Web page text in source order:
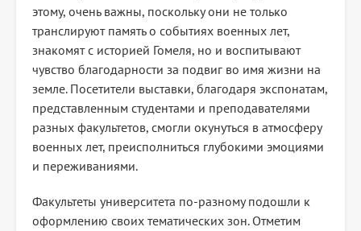
этому, очень важны, поскольку они не только
транслируют память о событиях военных лет,
знакомят с историей Гомеля, но и воспитывают
чувство благодарности за подвиг во имя жизни на
земле. Посетители выставки, благодаря экспонатам,
представленным студентами и преподавателями
разных факультетов, смогли окунуться в атмосферу
военных лет, преисполниться глубокими эмоциями
и переживаниями.
Факультеты университета по-разному подошли к
оформлению своих тематических зон. Отметим